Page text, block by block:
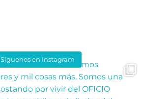
Síguenos en Instagram